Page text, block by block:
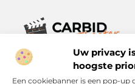
Uw privacy
hoogste
Een cookiebanner is een pop-up
Verhalen die het
Ontdek een breed scala aan
informeren en verrijken –